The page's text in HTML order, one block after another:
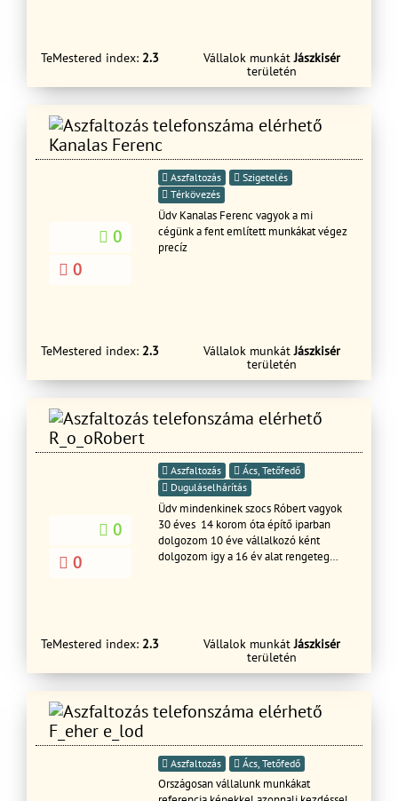
TeMestered index: 2.3 Vállalok munkátJászkisér
területén
Kanalas Ferenc
0
0
Aszfaltozás
Szigetelés
Térkövezés
Üdv Kanalas Ferenc vagyok a mi
cégünk a fent említett munkákat végez
precíz
TeMestered index: 2.3 Vállalok munkátJászkisér
területén
R_o_oRobert
0
0
Aszfaltozás
Ács, Tetőfedő
Duguláselhárítás
Üdv mindenkinek szocs Róbert vagyok
30 éves 14 korom óta építő iparban
dolgozom 10 éve vállalkozó ként
dolgozom igy a 16 év alat rengeteg
igy rengeteg tapasztalatot szereztem
az építő iparban igy röviden és tömören
esélyt bizonyitani nem fogja meg bán!
TeMestered index: 2.3 Vállalok munkátJászkisér
területén
F_eher e_lod
Aszfaltozás Ács, Tetőfedő
Országosan vállalunk munkákat